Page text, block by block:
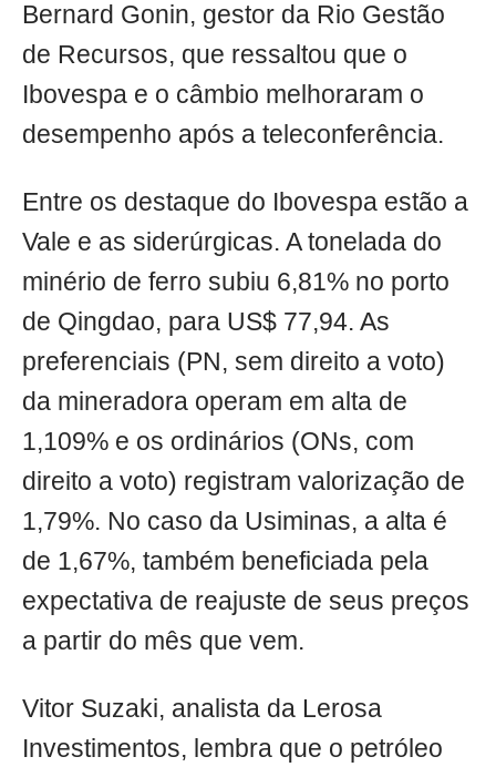
Bernard Gonin, gestor da Rio Gestão
de Recursos, que ressaltou que o
Ibovespa e o câmbio melhoraram o
desempenho após a teleconferência.
Entre os destaque do Ibovespa estão a
Vale e as siderúrgicas. A tonelada do
minério de ferro subiu 6,81% no porto
de Qingdao, para US$ 77,94. As
preferenciais (PN, sem direito a voto)
da mineradora operam em alta de
1,109% e os ordinários (ONs, com
direito a voto) registram valorização de
1,79%. No caso da Usiminas, a alta é
de 1,67%, também beneficiada pela
expectativa de reajuste de seus preços
a partir do mês que vem.
Vitor Suzaki, analista da Lerosa
Investimentos, lembra que o petróleo